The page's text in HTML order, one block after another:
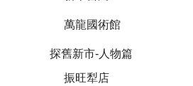
萬龍國術館
探舊新市-人物篇
振旺犁店